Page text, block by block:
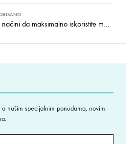
Odlični načini da maksimalno iskoristite male prostore
našim specijalnim ponudama, novim